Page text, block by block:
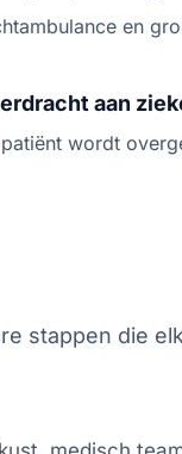
en
aan
wordt
stappen die